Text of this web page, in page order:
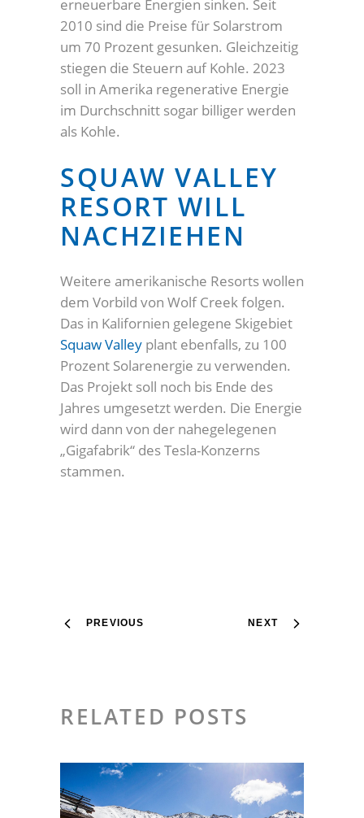
erneuerbare Energien sinken. Seit
2010 sind die Preise für Solarstrom
um 70 Prozent gesunken. Gleichzeitig
stiegen die Steuern auf Kohle. 2023
soll in Amerika regenerative Energie
im Durchschnitt sogar billiger werden
als Kohle.
SQUAW VALLEY
RESORT WILL
NACHZIEHEN
Weitere amerikanische Resorts wollen
dem Vorbild von Wolf Creek folgen.
Das in Kalifornien gelegene Skigebiet
Squaw Valley plant ebenfalls, zu 100
Prozent Solarenergie zu verwenden.
Das Projekt soll noch bis Ende des
Jahres umgesetzt werden. Die Energie
wird dann von der nahegelegenen
„Gigafabrik“ des Tesla-Konzerns
stammen.
PREVIOUS NEXT
RELATED POSTS